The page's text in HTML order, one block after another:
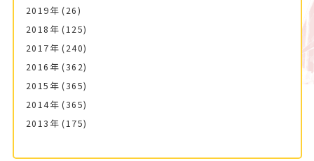
2019年 (26)
2018年 (125)
2017年 (240)
2016年 (362)
2015年 (365)
2014年 (365)
2013年 (175)